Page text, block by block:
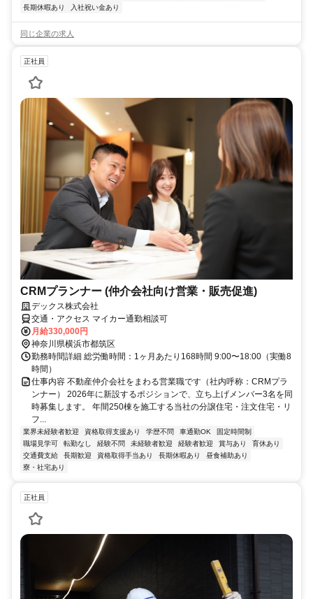
長期休暇あり
入社祝い金あり
同じ企業の求人
正社員
CRMプランナー (仲介会社向け営業・販売促進)
デックス株式会社
交通・アクセス マイカー通勤相談可
月給330,000円
神奈川県横浜市都筑区
勤務時間詳細 総労働時間：1ヶ月あたり168時間 9:00〜18:00（実働8
時間）
仕事内容 不動産仲介会社をまわる営業職です（社内呼称：CRMプラ
ンナー） 2026年に新設するポジションで、立ち上げメンバー3名を同
時募集します。 年間250棟を施工する当社の分譲住宅・注文住宅・リ
フ...
業界未経験者歓迎 資格取得支援あり 学歴不問 車通勤OK
固定時間制
職場見学可
転勤なし 経験不問 未経験者歓迎 経験者歓迎 賞与あり
育休あり
交通費支給
長期歓迎 資格取得手当あり 長期休暇あり
昼食補助あり
寮・社宅あり
正社員